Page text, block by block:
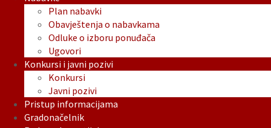
Plan nabavki
Obavještenja o nabavkama
Odluke o izboru ponuđača
Ugovori
Konkursi i javni pozivi
Konkursi
Javni pozivi
Pristup informacijama
Gradonačelnik